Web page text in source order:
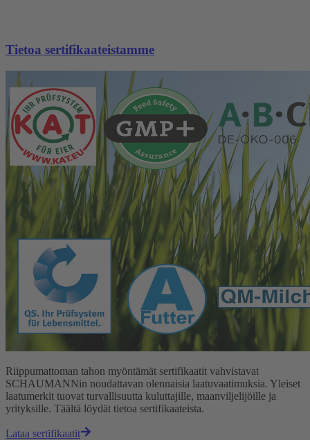
Tietoa sertifikaateistamme
Riippumattoman tahon myöntämät sertifikaatit vahvistavat
SCHAUMANNin noudattavan olennaisia laatuvaatimuksia. Yleiset
laatumerkit tuovat turvallisuutta kuluttajille, maanviljelijöille ja
yrityksille. Täältä löydät tietoa sertifikaateista.
Lataa sertifikaatit